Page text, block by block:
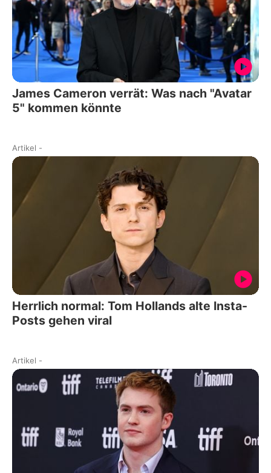
James Cameron verrät: Was nach "Avatar
5" kommen könnte
Artikel -
Herrlich normal: Tom Hollands alte Insta-
Posts gehen viral
Artikel -